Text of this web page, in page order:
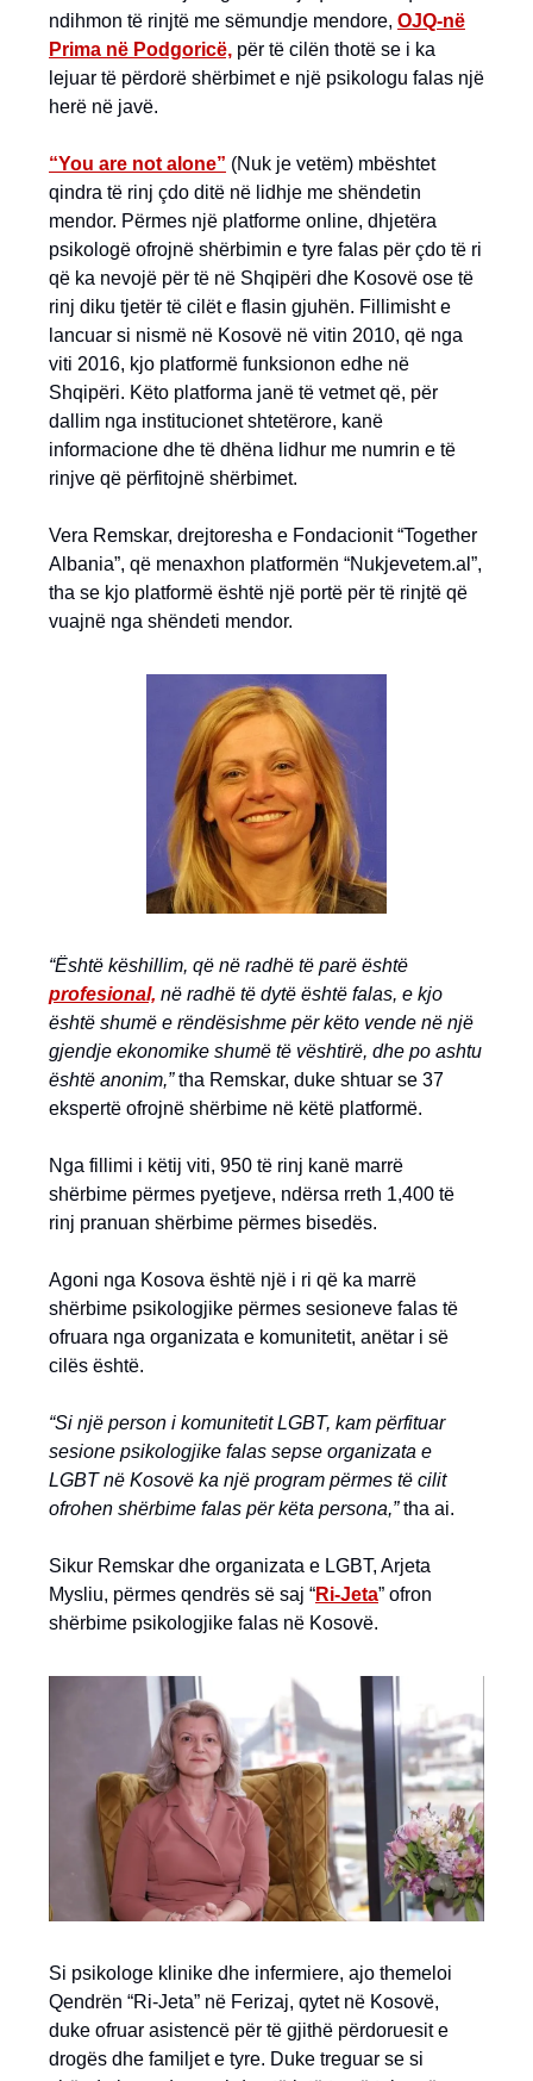
ndihmon të rinjtë me sëmundje mendore, OJQ-në
Prima në Podgoricë, për të cilën thotë se i ka
lejuar të përdorë shërbimet e një psikologu falas një
herë në javë.
“You are not alone” (Nuk je vetëm) mbështet
qindra të rinj çdo ditë në lidhje me shëndetin
mendor. Përmes një platforme online, dhjetëra
psikologë ofrojnë shërbimin e tyre falas për çdo të ri
që ka nevojë për të në Shqipëri dhe Kosovë ose të
rinj diku tjetër të cilët e flasin gjuhën. Fillimisht e
lancuar si nismë në Kosovë në vitin 2010, që nga
viti 2016, kjo platformë funksionon edhe në
Shqipëri. Këto platforma janë të vetmet që, për
dallim nga institucionet shtetërore, kanë
informacione dhe të dhëna lidhur me numrin e të
rinjve që përfitojnë shërbimet.
Vera Remskar, drejtoresha e Fondacionit “Together
Albania”, që menaxhon platformën “Nukjevetem.al”,
tha se kjo platformë është një portë për të rinjtë që
vuajnë nga shëndeti mendor.
“Është këshillim, që në radhë të parë është
profesional, në radhë të dytë është falas, e kjo
është shumë e rëndësishme për këto vende në një
gjendje ekonomike shumë të vështirë, dhe po ashtu
është anonim,”tha Remskar, duke shtuar se 37
ekspertë ofrojnë shërbime në këtë platformë.
Nga fillimi i këtij viti, 950 të rinj kanë marrë
shërbime përmes pyetjeve, ndërsa rreth 1,400 të
rinj pranuan shërbime përmes bisedës.
Agoni nga Kosova është një i ri që ka marrë
shërbime psikologjike përmes sesioneve falas të
ofruara nga organizata e komunitetit, anëtar i së
cilës është.
“Si një person i komunitetit LGBT, kam përfituar
sesione psikologjike falas sepse organizata e
LGBT në Kosovë ka një program përmes të cilit
ofrohen shërbime falas për këta persona,”tha ai.
Sikur Remskar dhe organizata e LGBT, Arjeta
Mysliu, përmes qendrës së saj “Ri-Jeta” ofron
shërbime psikologjike falas në Kosovë.
Si psikologe klinike dhe infermiere, ajo themeloi
Qendrën “Ri-Jeta” në Ferizaj, qytet në Kosovë,
duke ofruar asistencë për të gjithë përdoruesit e
drogës dhe familjet e tyre. Duke treguar se si